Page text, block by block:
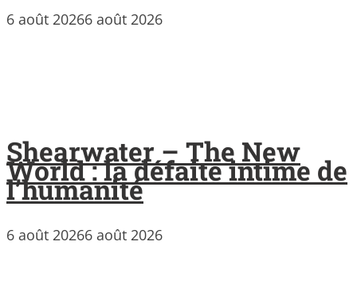
6 août 20266 août 2026
Shearwater – The New
World : la défaite intime de
l’humanité
6 août 20266 août 2026